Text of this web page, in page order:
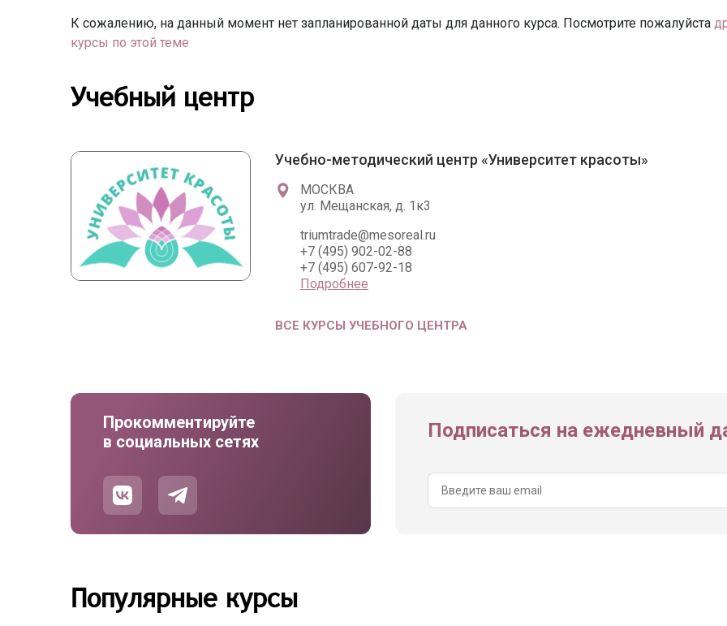
К сожалению, на данный момент нет запланированной даты для данного курса. Посмотрите пожалуйста
курсы по этой теме
Учебный центр
Учебно-методический центр «Университет красоты»
МОСКВА
ул. Мещанская, д. 1к3
triumtrade@mesoreal.ru
+7 (495) 902-02-88
+7 (495) 607-92-18
Подробнее
ВСЕ КУРСЫ УЧЕБНОГО ЦЕНТРА
Прокомментируйте
в социальных сетях
Подписаться на ежедневный
Популярные курсы